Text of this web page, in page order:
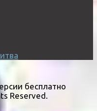
бесплатно
Reserved.